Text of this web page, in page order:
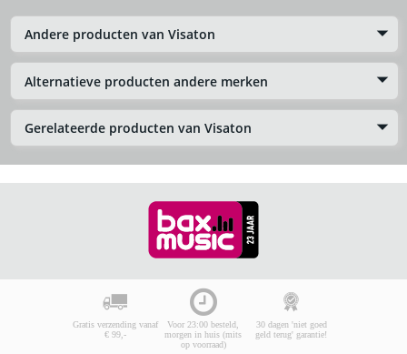
Andere producten van Visaton
Alternatieve producten andere merken
Gerelateerde producten van Visaton
Gratis verzending vanaf
€ 99,-
Voor 23:00 besteld,
morgen in huis (mits
op voorraad)
30 dagen 'niet goed
geld terug' garantie!